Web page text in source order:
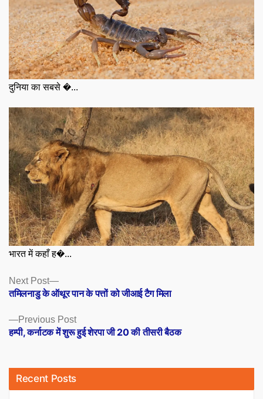
दुनिया का सबसे �...
भारत में कहाँ ह�...
Posts
navigation
Previous PostPrevious
post:
हम्पी, कर्नाटक में शुरू हुई शेरपा जी 20 की तीसरी बैठक
Next Post
Next
post:
तमिलनाडु के ऑथूर पान के पत्तों को जीआई टैग मिला
Recent Posts